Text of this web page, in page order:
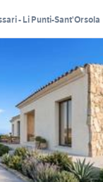
- Li Punti-Sant'Orsola